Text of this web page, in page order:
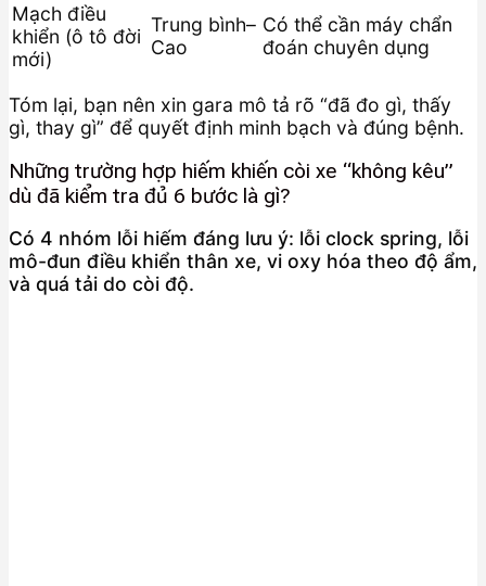
Mạch điều
khiển (ô tô đời
mới)
Trung bình–
Cao
Có thể cần máy chẩn
đoán chuyên dụng
Tóm lại, bạn nên xin gara mô tả rõ “đã đo gì, thấy
gì, thay gì” để quyết định minh bạch và đúng bệnh.
Những trường hợp hiếm khiến còi xe “không kêu”
dù đã kiểm tra đủ 6 bước là gì?
Có 4 nhóm lỗi hiếm đáng lưu ý: lỗi clock spring, lỗi
mô-đun điều khiển thân xe, vi oxy hóa theo độ ẩm,
và quá tải do còi độ.